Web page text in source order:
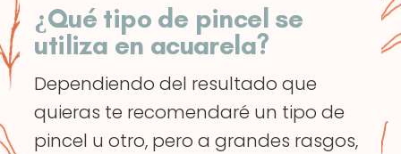
¿Qué tipo de pincel se
utiliza en acuarela?
Dependiendo del resultado que
quieras te recomendaré un tipo de
pincel u otro, pero a grandes rasgos,